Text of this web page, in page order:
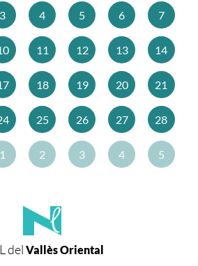
3 4 5 6 7
11 12 13 14
18 19 20 21
25 26 27 28
1 2 3 4 5
del Vallès Oriental